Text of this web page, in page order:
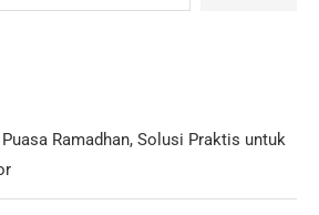
Ramadhan, Solusi Praktis untuk